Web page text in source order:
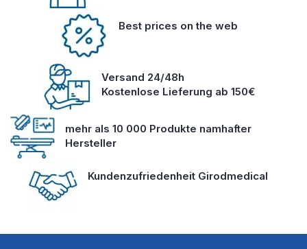
Best prices on the web
Versand 24/48h
Kostenlose Lieferung ab 150€
mehr als 10 000 Produkte namhafter
Hersteller
Kundenzufriedenheit Girodmedical